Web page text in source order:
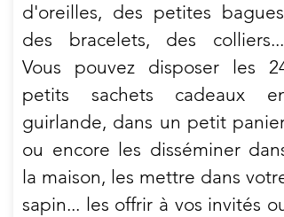
d'oreilles, des petites bagues,
des bracelets, des colliers....
Vous pouvez disposer les 24
petits sachets cadeaux en
guirlande, dans un petit panier,
ou encore les disséminer dans
la maison, les mettre dans votre
sapin... les offrir à vos invités ou